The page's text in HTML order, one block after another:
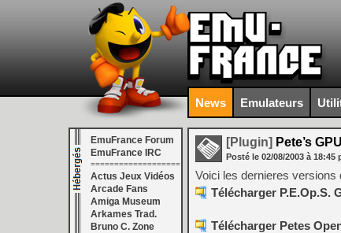
News Emulateurs
EmuFrance Forum
EmuFrance IRC
===================
Actus Jeux Vidéos
Arcade Fans
Amiga Museum
Arkames Trad.
Bruno C. Zone
[Plugin] Pete’s GPU
Posté le 02/08/2003 à 18:45
Voici les dernieres versions
Télécharger P.E.Op.S.
Télécharger Petes